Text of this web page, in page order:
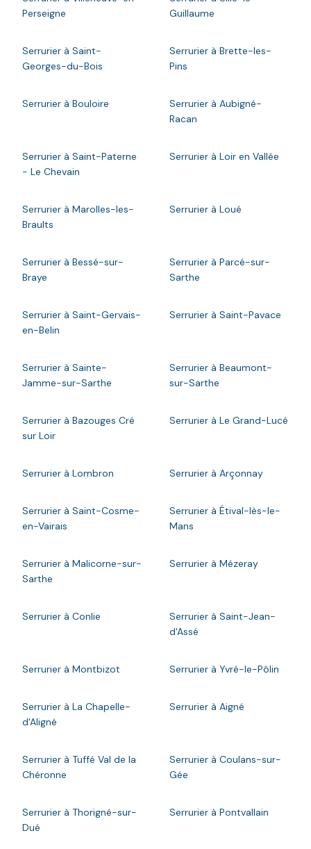
Perseigne
Guillaume
Serrurier à Saint-
Georges-du-Bois
Serrurier à Brette-les-
Pins
Serrurier à Bouloire
Serrurier à Aubigné-
Racan
Serrurier à Saint-Paterne
- Le Chevain
Serrurier à Loir en Vallée
Serrurier à Marolles-les-
Braults
Serrurier à Loué
Serrurier à Bessé-sur-
Braye
Serrurier à Parcé-sur-
Sarthe
Serrurier à Saint-Gervais-
en-Belin
Serrurier à Saint-Pavace
Serrurier à Sainte-
Jamme-sur-Sarthe
Serrurier à Beaumont-
sur-Sarthe
Serrurier à Bazouges Cré
sur Loir
Serrurier à Le Grand-Lucé
Serrurier à Lombron Serrurier à Arçonnay
Serrurier à Saint-Cosme-
en-Vairais
Serrurier à Étival-lès-le-
Mans
Serrurier à Malicorne-sur-
Sarthe
Serrurier à Mézeray
Serrurier à Conlie
Serrurier à Saint-Jean-
d'Assé
Serrurier à Montbizot Serrurier à Yvré-le-Pôlin
Serrurier à La Chapelle-
d'Aligné
Serrurier à Aigné
Serrurier à Tuffé Val de la
Chéronne
Serrurier à Coulans-sur-
Gée
Serrurier à Thorigné-sur-
Dué
Serrurier à Pontvallain